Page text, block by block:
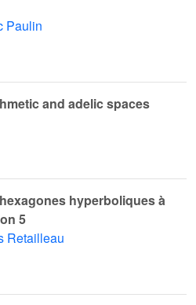
Paulin
and adelic spaces
hyperboliques à
5
Retailleau